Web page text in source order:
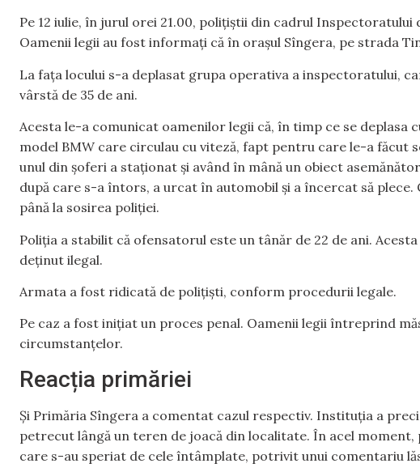
Pe 12 iulie, în jurul orei 21.00, polițiștii din cadrul
Oamenii legii au fost informați că în orașul Sîngera, pe strada
La fața locului s-a deplasat grupa operativa a inspectoratului,
vârstă de 35 de ani.
Acesta le-a comunicat oamenilor legii că, în timp ce se deplasa
model BMW care circulau cu viteză, fapt pentru care le-a făcut
unul din șoferi a staționat și având în mână un obiect
după care s-a întors, a urcat în automobil și a încercat să
până la sosirea poliției.
Poliția a stabilit că ofensatorul este un tânăr de 22 de ani.
deținut ilegal.
Armata a fost ridicată de polițiști, conform procedurii legale.
Pe caz a fost inițiat un proces penal. Oamenii legii întreprind
circumstanțelor.
Reacția primăriei
Și Primăria Sîngera a comentat cazul respectiv. Instituția a
petrecut lângă un teren de joacă din localitate. În acel moment,
care s-au speriat de cele întâmplate, potrivit unui comentariu